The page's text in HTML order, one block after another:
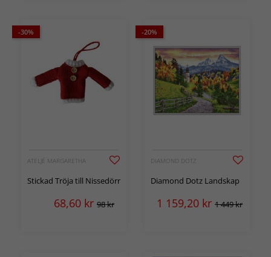
-30%
ATELJÉ MARGARETHA
Stickad Tröja till Nissedörr
68,60 kr 98 kr
-20%
DIAMOND DOTZ
Diamond Dotz Landskap
1 159,20 kr 1 449 kr